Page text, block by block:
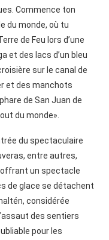
Commence ton
du monde, où tu
de Feu lors d’une
et des lacs d’un bleu
sur le canal de
et des manchots
de San Juan de
du monde».
du spectaculaire
entre autres,
offrant un spectacle
de glace se détachent
considérée
des sentiers
pour les